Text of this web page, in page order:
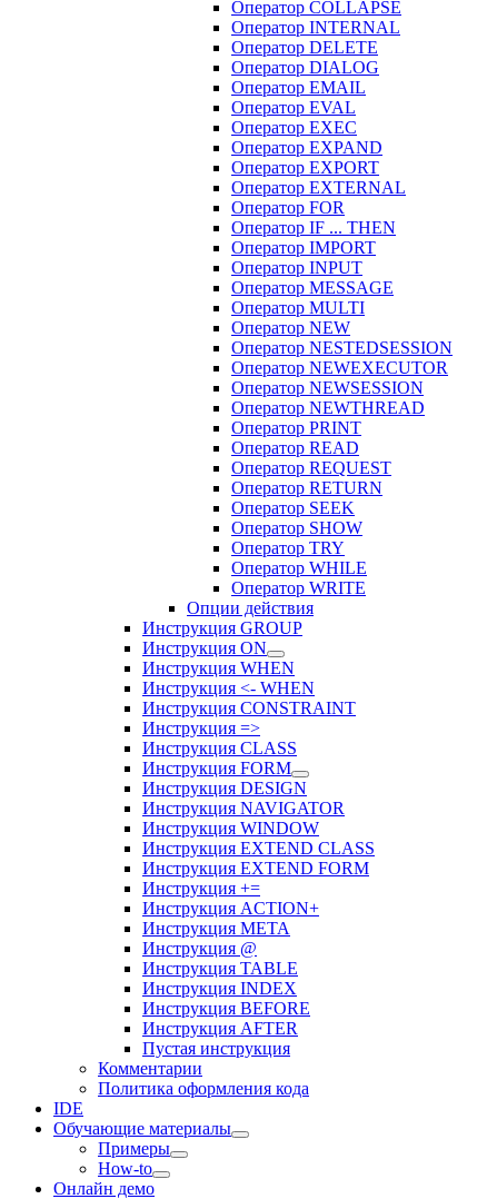
Оператор COLLAPSE
Оператор INTERNAL
Оператор DELETE
Оператор DIALOG
Оператор EMAIL
Оператор EVAL
Оператор EXEC
Оператор EXPAND
Оператор EXPORT
Оператор EXTERNAL
Оператор FOR
Оператор IF ... THEN
Оператор IMPORT
Оператор INPUT
Оператор MESSAGE
Оператор MULTI
Оператор NEW
Оператор NESTEDSESSION
Оператор NEWEXECUTOR
Оператор NEWSESSION
Оператор NEWTHREAD
Оператор PRINT
Оператор READ
Оператор REQUEST
Оператор RETURN
Оператор SEEK
Оператор SHOW
Оператор TRY
Оператор WHILE
Оператор WRITE
Опции действия
Инструкция GROUP
Инструкция ON
Инструкция WHEN
Инструкция <- WHEN
Инструкция CONSTRAINT
Инструкция =>
Инструкция CLASS
Инструкция FORM
Инструкция DESIGN
Инструкция NAVIGATOR
Инструкция WINDOW
Инструкция EXTEND CLASS
Инструкция EXTEND FORM
Инструкция +=
Инструкция ACTION+
Инструкция META
Инструкция @
Инструкция TABLE
Инструкция INDEX
Инструкция BEFORE
Инструкция AFTER
Пустая инструкция
Комментарии
Политика оформления кода
IDE
Обучающие материалы
Примеры
How-to
Онлайн демо